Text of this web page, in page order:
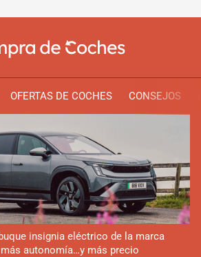
OFERTAS DE COCHES CONSEJOS
insignia eléctrico de la marca
autonomía…y más precio